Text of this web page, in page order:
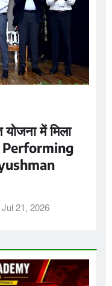
में मिला
Performing
Jul 21, 2026